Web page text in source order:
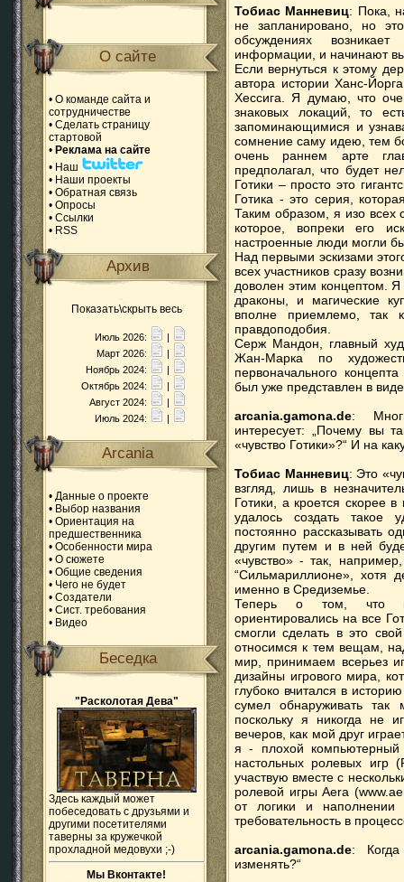
О сайте
• О команде сайта и
сотрудничестве
• Сделать страницу
стартовой
• Реклама на сайте
• Наш
• Наши проекты
• Обратная связь
• Опросы
• Ссылки
• RSS
Архив
Показать\скрыть весь
Июль 2026:
|
Март 2026:
|
Ноябрь 2024:
|
Октябрь 2024:
|
Август 2024:
|
Июль 2024:
|
Arcania
• Данные о проекте
• Выбор названия
• Ориентация на
предшественника
• Особенности мира
• О сюжете
• Общие сведения
• Чего не будет
• Создатели
• Сист. требования
• Видео
Беседка
"Расколотая Дева"
Здесь каждый может
побеседовать с друзьями и
другими посетителями
таверны за кружечкой
прохладной медовухи ;-)
Мы Вконтакте!
Тобиас Манневиц: Пока,
не запланировано, но
обсуждениях
информации, и начинают
Если вернуться к этому
автора истории Ханс-
Хессига. Я думаю, что
знаковых локаций, то
запоминающимися и
сомнение саму идею, тем
очень раннем арте
предполагал, что будет
Готики – просто это
Готика - это серия,
Таким образом, я изо всех
которое, вопреки его
настроенные люди могли
Над первыми эскизами
всех участников сразу
доволен этим концептом.
драконы, и магические
вполне приемлемо, так
правдоподобия.
Серж Мандон, главный
Жан-Марка по
первоначального
был уже представлен в
arcania.gamona.de:
интересует: „Почему вы
«чувство Готики»?“ И на
Тобиас Манневиц: Это
взгляд, лишь в
Готики, а кроется скорее
удалось создать такое
постоянно рассказывать
другим путем и в ней
«чувство» - так,
“Сильмариллионе», хотя
именно в Средиземье.
Теперь о том, что
ориентировались на все
смогли сделать в это
относимся к тем вещам,
мир, принимаем всерьез
дизайны игрового мира,
глубоко вчитался в
сумел обнаруживать так
поскольку я никогда не
вечеров, как мой друг
я - плохой
настольных ролевых игр
участвую вместе с
ролевой игры Аera
от логики и
требовательность в
arcania.gamona.de:
изменять?“